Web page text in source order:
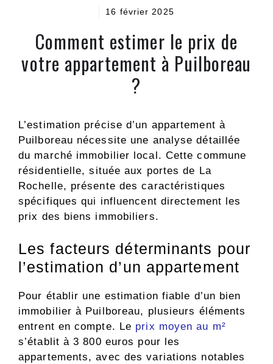
16 février 2025
Comment estimer le prix de
votre appartement à Puilboreau
?
L’estimation précise d’un appartement à
Puilboreau nécessite une analyse détaillée
du marché immobilier local. Cette commune
résidentielle, située aux portes de La
Rochelle, présente des caractéristiques
spécifiques qui influencent directement les
prix des biens immobiliers.
Les facteurs déterminants pour
l’estimation d’un appartement
Pour établir une estimation fiable d’un bien
immobilier à Puilboreau, plusieurs éléments
entrent en compte. Le prix moyen au m²
s’établit à 3 800 euros pour les
appartements, avec des variations notables